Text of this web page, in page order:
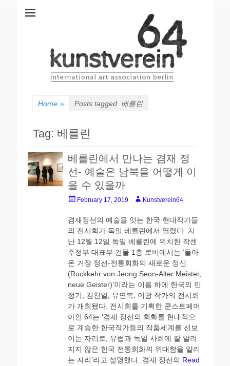
kunstverein64
Home » Posts tagged 베를린
Tag: 베를린
베를린에서 만나는 겸재 정
선- 예술은 남북을 어떻게 이
을 수 있을까
PostedFebruary 17, 2019 AuthorKunstverein64
겸재정선의 예술을 잇는 한국 현대작가들
의 전시회가 독일 베를린에서 열렸다. 지
난 12월 12일 독일 베를린에 위치한 작센
주정부 대표부 건물 1층 로비에서는 ‘돌아
온 거장 정선-전통회화의 새로운 정신
(Ruckkehr von Jeong Seon-Alter Meister,
neue Geister)’이라는 이름 하에 한국의 민
정기, 김천일, 유연복, 이광 작가의 전시회
가 개최됐다. 전시회를 기획한 쿤스트페어
아인 64는 ‘겸재 정선의 회화를 현대적으
로 계승한 한국작가들의 작품세계를 선보
이는 자리로, 유럽과 독일 사회에 잘 알려
지지 않은 한국 전통회화의 위대함을 알리
는 자리’라고 설명했다. 겸재 정선의 Read